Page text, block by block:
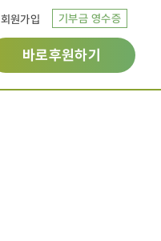
회원가입 기부금 영수증
바로후원하기